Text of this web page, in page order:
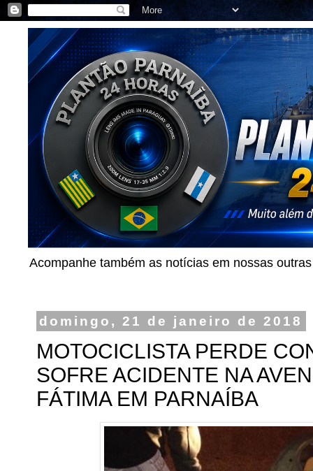
Acompanhe também as notícias em nossas
domingo, 21 de janeiro de 2018
MOTOCICLISTA PERDE
SOFRE ACIDENTE NA
FÁTIMA EM PARNAÍBA